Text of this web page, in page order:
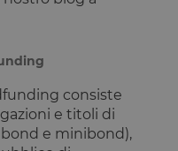
consiste
e titoli di
e minibond),